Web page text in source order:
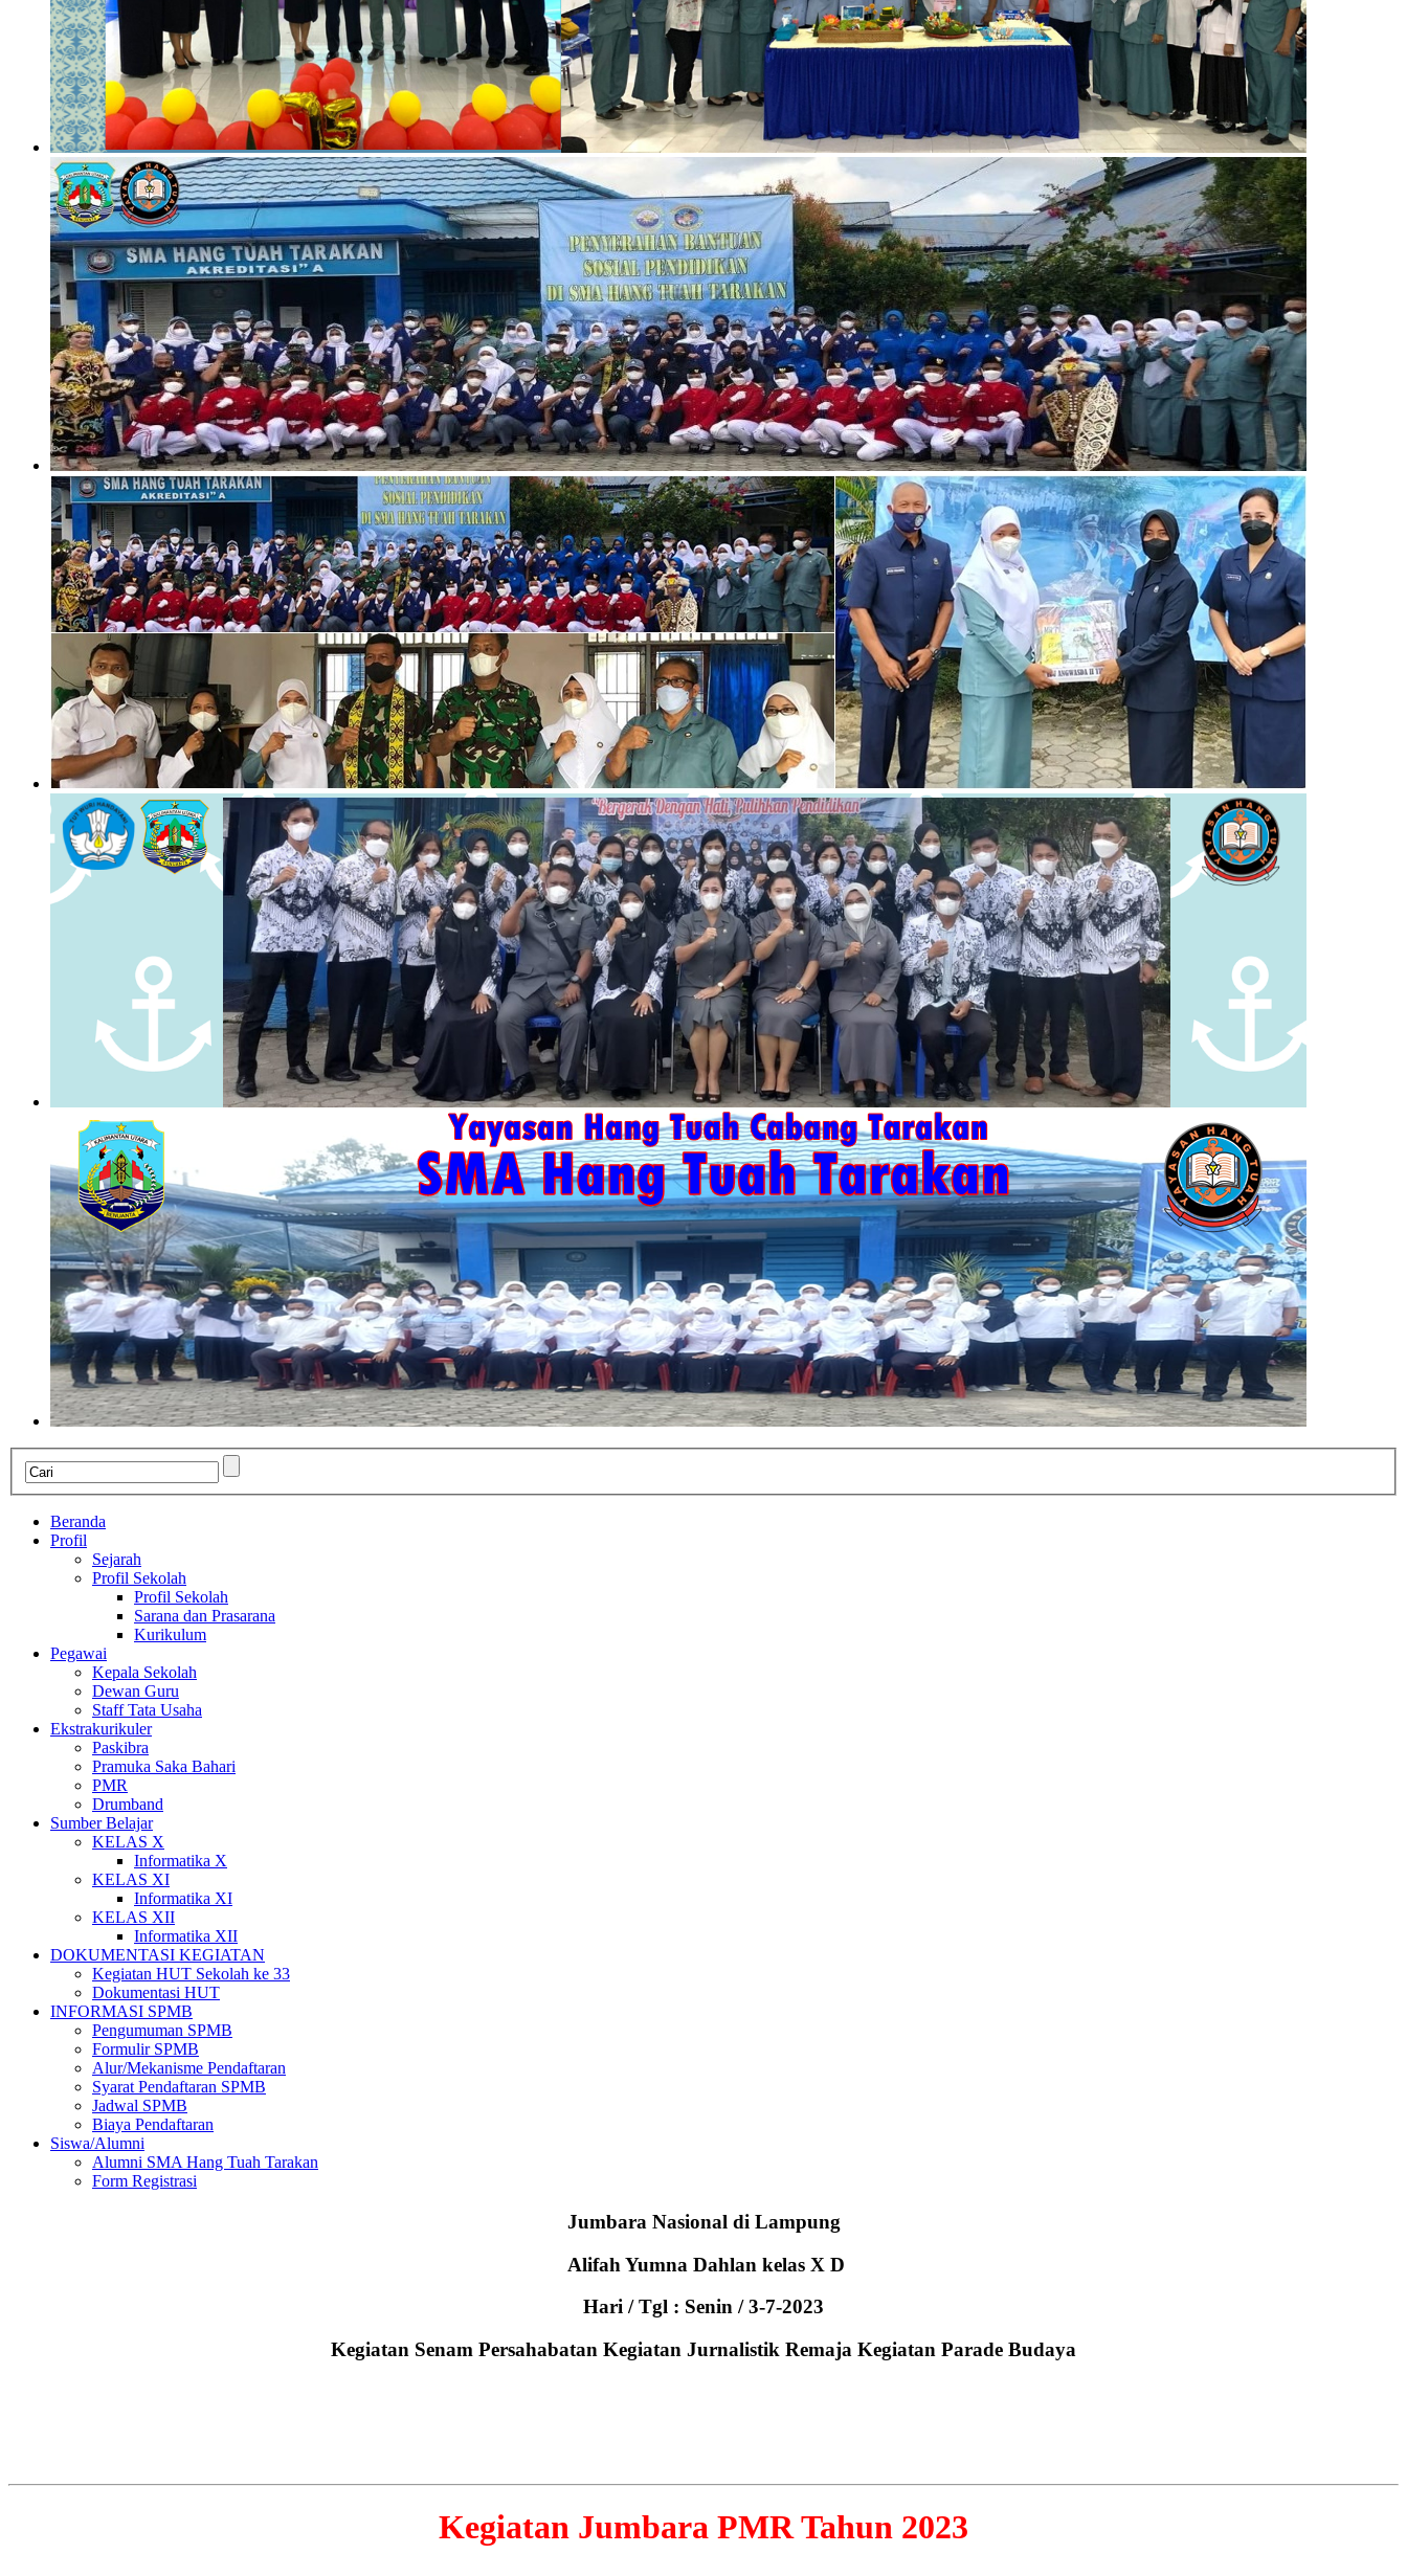
Beranda
Profil
Sejarah
Profil Sekolah
Profil Sekolah
Sarana dan Prasarana
Kurikulum
Pegawai
Kepala Sekolah
Dewan Guru
Staff Tata Usaha
Ekstrakurikuler
Paskibra
Pramuka Saka Bahari
PMR
Drumband
Sumber Belajar
KELAS X
Informatika X
KELAS XI
Informatika XI
KELAS XII
Informatika XII
DOKUMENTASI KEGIATAN
Kegiatan HUT Sekolah ke 33
Dokumentasi HUT
INFORMASI SPMB
Pengumuman SPMB
Formulir SPMB
Alur/Mekanisme Pendaftaran
Syarat Pendaftaran SPMB
Jadwal SPMB
Biaya Pendaftaran
Siswa/Alumni
Alumni SMA Hang Tuah Tarakan
Form Registrasi
Jumbara Nasional di Lampung
Alifah Yumna Dahlan kelas X D
Hari / Tgl : Senin / 3-7-2023
Kegiatan Senam Persahabatan Kegiatan Jurnalistik Remaja Kegiatan Parade Budaya
Kegiatan Jumbara PMR Tahun 2023